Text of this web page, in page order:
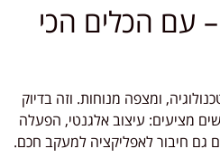
עם הכלים הכי
ומצפה מנוחות. וזה בדיוק
מציעים: עיצוב אלגנטי, הפעלה
גם חיבור לאפליקציה למעקב חכם.